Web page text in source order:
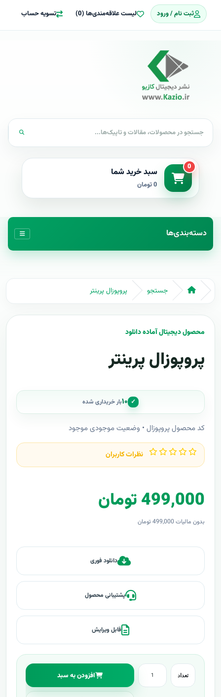
ثبت نام / ورود لیست علاقه‌مندی‌ها (0) تسویه حساب
0 سبد خرید شما
0 تومان
دسته‌بندی‌ها
جستجو پروپوزال پرینتر
محصول دیجیتال آماده دانلود
پروپوزال پرینتر
✓ ۱۰بار خریداری شده
کد محصول پروپوزال • وضعیت موجودی موجود
نظرات کاربران
499,000 تومان
بدون مالیات 499,000 تومان
دانلود فوری
پشتیبانی محصول
قابل ویرایش
تعداد افزودن به سبد